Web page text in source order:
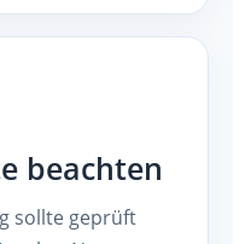
beachten
sollte geprüft